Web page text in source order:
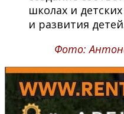
школах и
и развития
Фото: